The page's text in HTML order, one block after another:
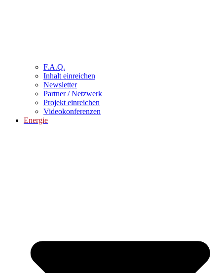
F.A.Q.
Inhalt einreichen
Newsletter
Partner / Netzwerk
Projekt einreichen
Videokonferenzen
Energie